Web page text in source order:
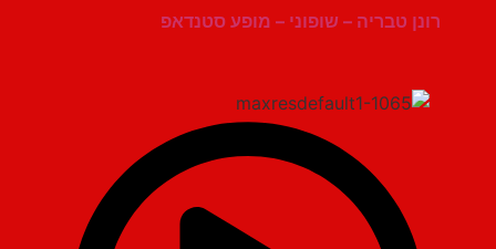
רונן טבריה – שופוני – מופע סטנדאפ